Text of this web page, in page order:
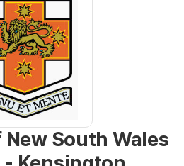
South Wales